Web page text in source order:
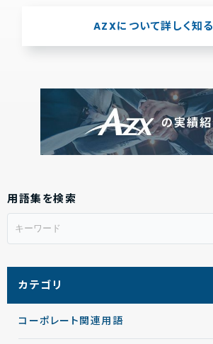
AZXについて詳しく知る
用語集を検索
カテゴリ
コーポレート関連用語